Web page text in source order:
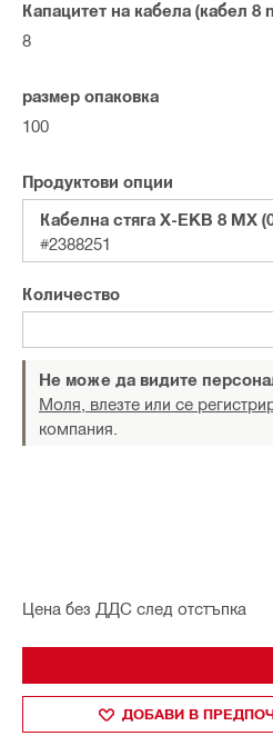
Капацитет на кабела (кабел 8
8
размер опаковка
100
Продуктови опции
Кабелна стяга X-EKB 8 MX
#2388251
Количество
Не може да видите
Моля, влезте или се
компания.
Цена без ДДС след отстъпка
ДОБАВИ В